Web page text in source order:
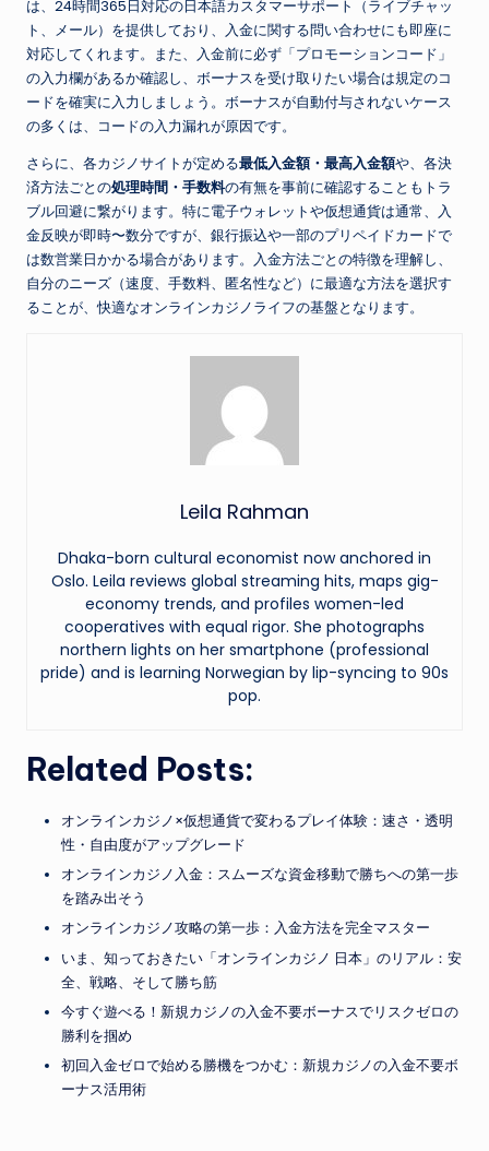
は、24時間365日対応の日本語カスタマーサポート（ライブチャッ
ト、メール）を提供しており、入金に関する問い合わせにも即座に
対応してくれます。また、入金前に必ず「プロモーションコード」
の入力欄があるか確認し、ボーナスを受け取りたい場合は規定のコ
ードを確実に入力しましょう。ボーナスが自動付与されないケース
の多くは、コードの入力漏れが原因です。
さらに、各カジノサイトが定める最低入金額・最高入金額や、各決
済方法ごとの処理時間・手数料の有無を事前に確認することもトラ
ブル回避に繋がります。特に電子ウォレットや仮想通貨は通常、入
金反映が即時〜数分ですが、銀行振込や一部のプリペイドカードで
は数営業日かかる場合があります。入金方法ごとの特徴を理解し、
自分のニーズ（速度、手数料、匿名性など）に最適な方法を選択す
ることが、快適なオンラインカジノライフの基盤となります。
Leila Rahman
Dhaka-born cultural economist now anchored in
Oslo. Leila reviews global streaming hits, maps gig-
economy trends, and profiles women-led
cooperatives with equal rigor. She photographs
northern lights on her smartphone (professional
pride) and is learning Norwegian by lip-syncing to 90s
pop.
Related Posts:
オンラインカジノ×仮想通貨で変わるプレイ体験：速さ・透明
性・自由度がアップグレード
オンラインカジノ入金：スムーズな資金移動で勝ちへの第一歩
を踏み出そう
オンラインカジノ攻略の第一歩：入金方法を完全マスター
いま、知っておきたい「オンラインカジノ 日本」のリアル：安
全、戦略、そして勝ち筋
今すぐ遊べる！新規カジノの入金不要ボーナスでリスクゼロの
勝利を掴め
初回入金ゼロで始める勝機をつかむ：新規カジノの入金不要ボ
ーナス活用術